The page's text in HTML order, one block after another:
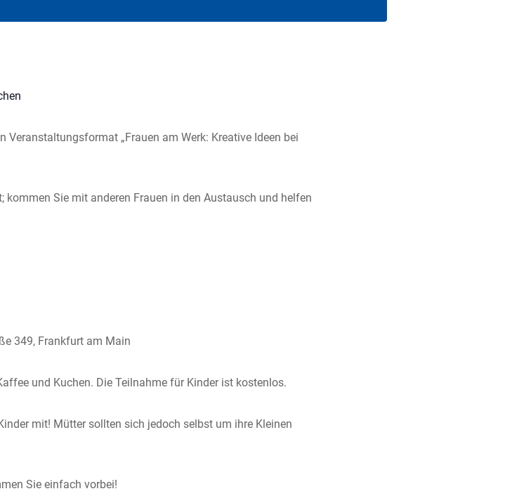
Veranstaltungsformat „Frauen am Werk: Kreative Ideen bei
kommen Sie mit anderen Frauen in den Austausch und helfen
349, Frankfurt am Main
und Kuchen. Die Teilnahme für Kinder ist kostenlos.
mit! Mütter sollten sich jedoch selbst um ihre Kleinen
Sie einfach vorbei!